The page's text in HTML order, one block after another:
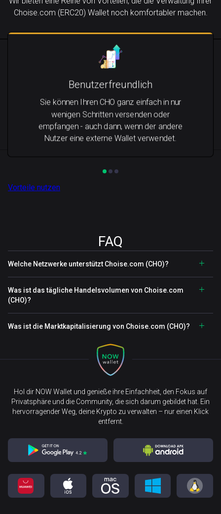
Choise.com (ERC20) Wallet noch komfortabler machen.
Benutzerfreundlich
Sie können Ihren CHO ganz einfach in nur
wenigen Schritten versenden oder
empfangen - auch dann, wenn der andere
Nutzer eine externe Wallet verwendet.
Vorteile nutzen
FAQ
Welche Netzwerke unterstützt Choise.com (CHO)?
Was ist das tägliche Handelsvolumen von Choise.com
(CHO)?
Was ist die Marktkapitalisierung von Choise.com (CHO)?
Hol dir NOW Wallet und genieße ihre Einfachheit, den Fokus auf
Privatsphäre und die Community, die sich darum gebildet hat. Ein
hervorragender Weg, deine Krypto zu verwalten – nur einen Klick
entfernt.